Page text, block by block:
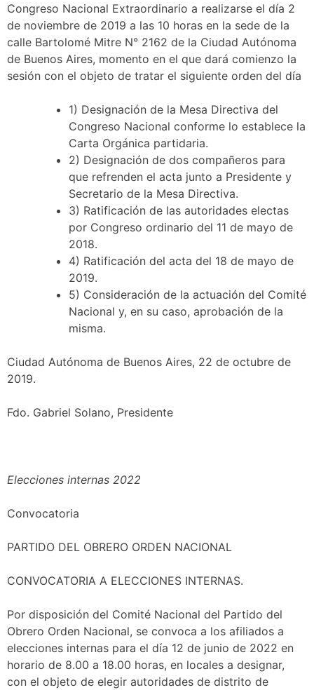
Congreso Nacional Extraordinario a realizarse el día 2
de noviembre de 2019 a las 10 horas en la sede de la
calle Bartolomé Mitre N° 2162 de la Ciudad Autónoma
de Buenos Aires, momento en el que dará comienzo la
sesión con el objeto de tratar el siguiente orden del día
1) Designación de la Mesa Directiva del
Congreso Nacional conforme lo establece la
Carta Orgánica partidaria.
2) Designación de dos compañeros para
que refrenden el acta junto a Presidente y
Secretario de la Mesa Directiva.
3) Ratificación de las autoridades electas
por Congreso ordinario del 11 de mayo de
2018.
4) Ratificación del acta del 18 de mayo de
2019.
5) Consideración de la actuación del Comité
Nacional y, en su caso, aprobación de la
misma.
Ciudad Autónoma de Buenos Aires, 22 de octubre de
2019.
Fdo. Gabriel Solano, Presidente
Elecciones internas 2022
Convocatoria
PARTIDO DEL OBRERO ORDEN NACIONAL
CONVOCATORIA A ELECCIONES INTERNAS.
Por disposición del Comité Nacional del Partido del
Obrero Orden Nacional, se convoca a los afiliados a
elecciones internas para el día 12 de junio de 2022 en
horario de 8.00 a 18.00 horas, en locales a designar,
con el objeto de elegir autoridades de distrito de